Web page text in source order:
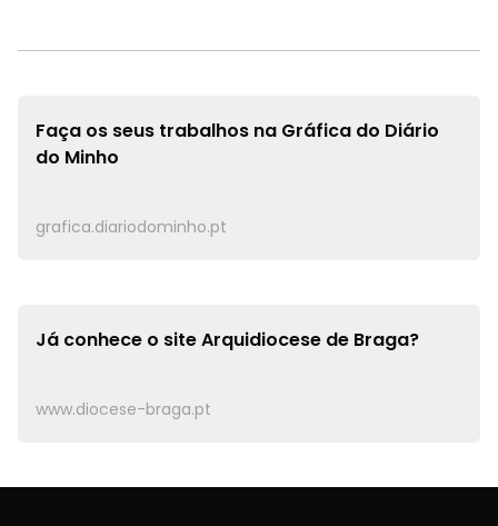
Faça os seus trabalhos na Gráfica do Diário
do Minho
grafica.diariodominho.pt
Já conhece o siteArquidiocese de Braga?
www.diocese-braga.pt